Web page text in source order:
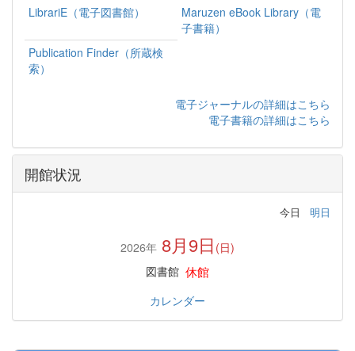
LibrariE（電子図書館）
Maruzen eBook Library（電
子書籍）
Publication Finder（所蔵検
索）
電子ジャーナルの詳細はこちら
電子書籍の詳細はこちら
開館状況
今日 明日
2026年 8月9日 (日)
図書館 休館
カレンダー